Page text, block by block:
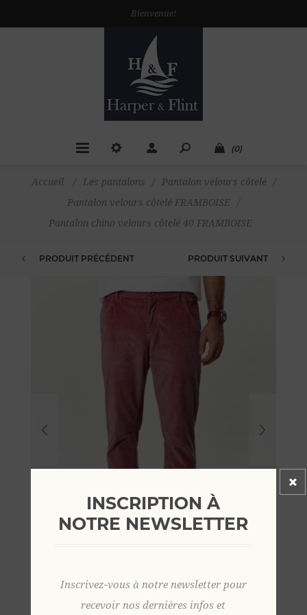
Bienvenue!
(0)
Accueil / Les pantalons / Pantalon velours côtelé
/
Pantalon velours côtelé FRAMBOISE
/
Pantalon chino velours côtelé 40 FRAMBOISE
PRODUIT PRÉCÉDENT PRODUIT SUIVANT
INSCRIPTION À
NOTRE NEWSLETTER
Inscrivez-vous à notre newsletter pour
recevoir nos dernières infos et